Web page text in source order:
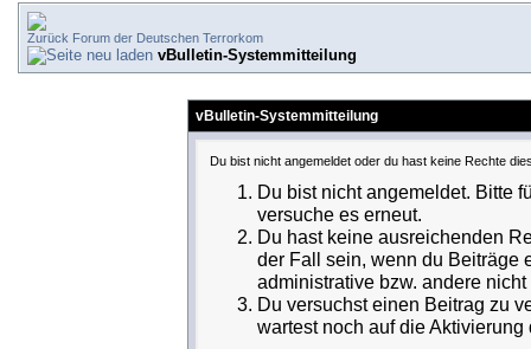
Forum der Deutschen Terrorkom
vBulletin-Systemmitteilung
vBulletin-Systemmitteilung
Du bist nicht angemeldet oder du hast keine Rechte
Du bist nicht angemeldet. Bitte
versuche es erneut.
Du hast keine ausreichenden
der Fall sein, wenn du Beiträge
administrative bzw. andere
Du versuchst einen Beitrag zu
wartest noch auf die